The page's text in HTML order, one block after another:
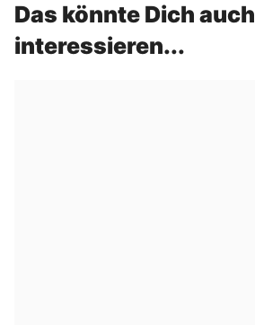
Das könnte Dich auch
interessieren...